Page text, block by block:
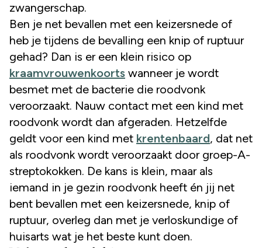
zwangerschap.
Ben je net bevallen met een keizersnede of
heb je tijdens de bevalling een knip of ruptuur
gehad? Dan is er een klein risico op
kraamvrouwenkoorts wanneer je wordt
besmet met de bacterie die roodvonk
veroorzaakt. Nauw contact met een kind met
roodvonk wordt dan afgeraden. Hetzelfde
geldt voor een kind met krentenbaard, dat net
als roodvonk wordt veroorzaakt door groep-A-
streptokokken. De kans is klein, maar als
iemand in je gezin roodvonk heeft én jij net
bent bevallen met een keizersnede, knip of
ruptuur, overleg dan met je verloskundige of
huisarts wat je het beste kunt doen.